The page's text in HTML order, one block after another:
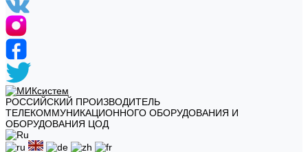
РОССИЙСКИЙ ПРОИЗВОДИТЕЛЬ
ТЕЛЕКОММУНИКАЦИОННОГО ОБОРУДОВАНИЯ И
ОБОРУДОВАНИЯ ЦОД